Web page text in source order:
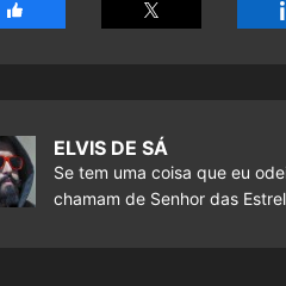
ELVIS DE SÁ
Se tem uma coisa que eu
chamam de Senhor das